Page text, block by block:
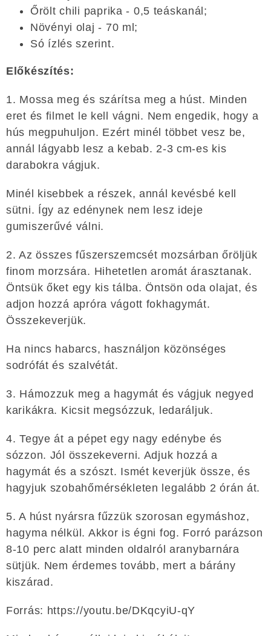
Őrölt chili paprika - 0,5 teáskanál;
Növényi olaj - 70 ml;
Só ízlés szerint.
Előkészítés:
1. Mossa meg és szárítsa meg a húst. Minden
eret és filmet le kell vágni. Nem engedik, hogy a
hús megpuhuljon. Ezért minél többet vesz be,
annál lágyabb lesz a kebab. 2-3 cm-es kis
darabokra vágjuk.
Minél kisebbek a részek, annál kevésbé kell
sütni. Így az edénynek nem lesz ideje
gumiszerűvé válni.
2. Az összes fűszerszemcsét mozsárban őröljük
finom morzsára. Hihetetlen aromát árasztanak.
Öntsük őket egy kis tálba. Öntsön oda olajat, és
adjon hozzá apróra vágott fokhagymát.
Összekeverjük.
Ha nincs habarcs, használjon közönséges
sodrófát és szalvétát.
3. Hámozzuk meg a hagymát és vágjuk negyed
karikákra. Kicsit megsózzuk, ledaráljuk.
4. Tegye át a pépet egy nagy edénybe és
sózzon. Jól összekeverni. Adjuk hozzá a
hagymát és a szószt. Ismét keverjük össze, és
hagyjuk szobahőmérsékleten legalább 2 órán át.
5. A húst nyársra fűzzük szorosan egymáshoz,
hagyma nélkül. Akkor is égni fog. Forró parázson
8-10 perc alatt minden oldalról aranybarnára
sütjük. Nem érdemes tovább, mert a bárány
kiszárad.
Forrás: https://youtu.be/DKqcyiU-qY